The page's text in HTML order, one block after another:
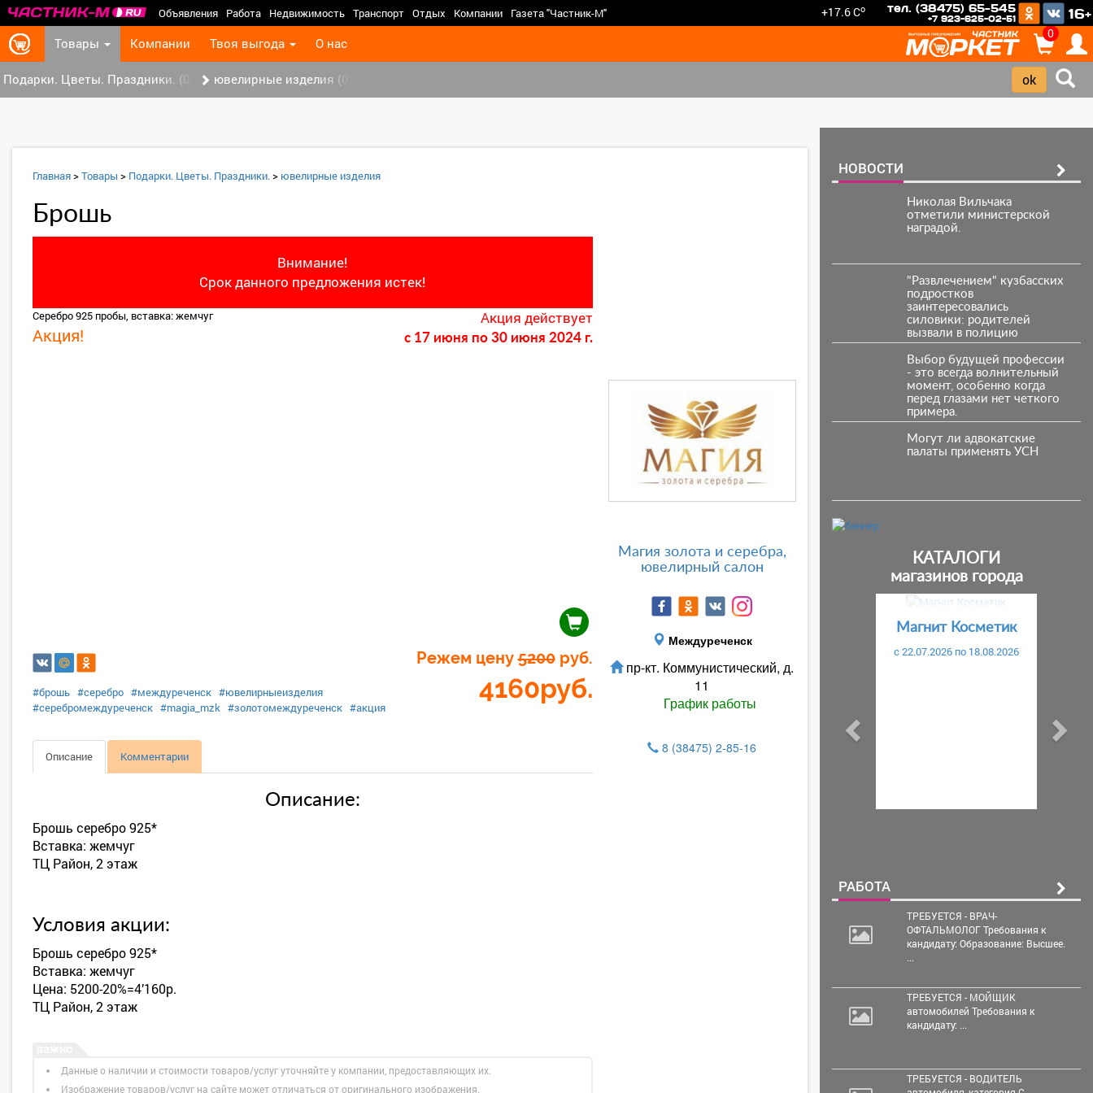
Объявления Работа Недвижимость Транспорт Отдых Компании Газета "Частник-М" +17.6 Co тел. (38475) 65-545
+7 923-625-02-51 16+
Товары Компании Твоя выгода О нас
0
>
Подарки. Цветы. Праздники. (0) ювелирные изделия (0)
Главная>Товары > Подарки. Цветы. Праздники.> ювелирные изделия
Брошь
Внимание!
Срок данного предложения истек!
Серебро 925 пробы, вставка: жемчуг
Акция!
Акция действует
c 17 июня по 30 июня 2024 г.
Режем цену5200руб.
4160руб.
#брошь #серебро #междуреченск #ювелирныеизделия
#серебромеждуреченск #magia_mzk #золотомеждуреченск #акция
Описание Комментарии
Описание:
Брошь серебро 925*
Вставка: жемчуг
ТЦ Район, 2 этаж
Условия акции:
Брошь серебро 925*
Вставка: жемчуг
Цена: 5200-20%=4’160р.
ТЦ Район, 2 этаж
Данные о наличии и стоимости товаров/услуг уточняйте у компании, предоставляющих их.
Изображение товаров/услуг на сайте может отличаться от оригинального изображения.
Магия золота и серебра,
ювелирный салон
Междуреченск
пр-кт. Коммунистический, д.
11
График работы
8 (38475) 2-85-16
НОВОСТИ
Николая Вильчака
отметили министерской
наградой.
"Развлечением" кузбасских
подростков
заинтересовались
силовики: родителей
вызвали в полицию
Выбор будущей профессии
- это всегда волнительный
момент, особенно когда
перед глазами нет четкого
примера.
Могут ли адвокатские
палаты применять УСН
КАТАЛОГИ
магазинов города
Магнит Косметик
c 22.07.2026 по 18.08.2026
Предыдущий
РАБОТА
ТРЕБУЕТСЯ - ВРАЧ-
ОФТАЛЬМОЛОГ Требования к
кандидату: Образование: Высшее.
...
ТРЕБУЕТСЯ - МОЙЩИК
автомобилей Требования к
кандидату: ...
ТРЕБУЕТСЯ - ВОДИТЕЛЬ